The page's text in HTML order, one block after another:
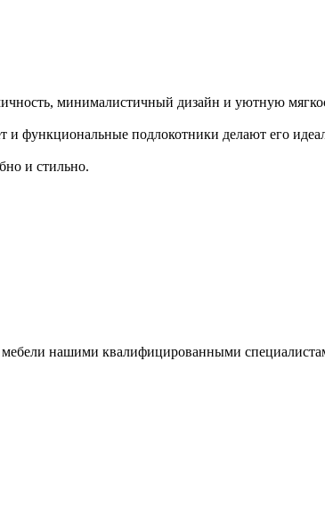
минималистичный дизайн и уютную
подлокотники делают его
и стильно.
мебели нашими квалифицированными